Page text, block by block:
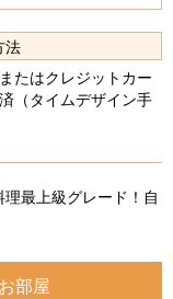
e
xt
法
たはクレジットカー
（タイムデザイン手
最上級グレード！自
部屋